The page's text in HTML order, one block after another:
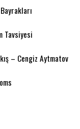
Tavsiyesi
– Cengiz Aytmatov